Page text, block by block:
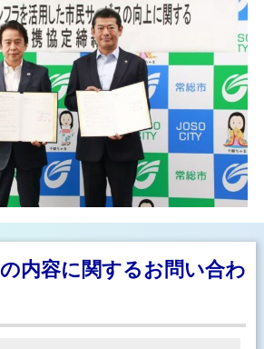
内容に関するお問い合わ